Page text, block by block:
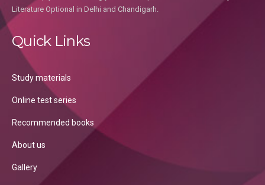
Literature Optional in Delhi and Chandigarh.
Quick Links
Study materials
Online test series
Recommended books
About us
Gallery